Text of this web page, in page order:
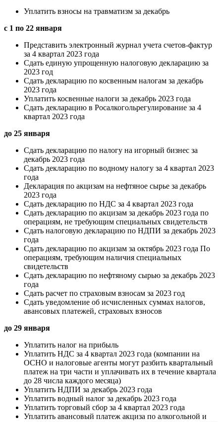
Уплатить взносы на травматизм за декабрь
с 1 по 22 января
Представить электронный журнал учета счетов-фактур
за 4 квартал 2023 года
Сдать единую упрощенную налоговую декларацию за
2023 год
Сдать декларацию по косвенным налогам за декабрь
2023 года
Уплатить косвенные налоги за декабрь 2023 года
Сдать декларацию в Росалкогольрегулирование за 4
квартал 2023 года
до 25 января
Сдать декларацию по налогу на игорный бизнес за
декабрь 2023 года
Сдать декларацию по водному налогу за 4 квартал 2023
года
Декларация по акцизам на нефтяное сырье за декабрь
2023 года
Сдать декларацию по НДС за 4 квартал 2023 года
Сдать декларацию по акцизам за декабрь 2023 года по
операциям, не требующим специальных свидетельств
Сдать налоговую декларацию по НДПИ за декабрь 2023
года
Сдать декларацию по акцизам за октябрь 2023 года По
операциям, требующим наличия специальных
свидетельств
Сдать декларацию по нефтяному сырью за декабрь 2023
года
Сдать расчет по страховым взносам за 2023 год
Сдать уведомление об исчисленных суммах налогов,
авансовых платежей, страховых взносов
до 29 января
Уплатить налог на прибыль
Уплатить НДС за 4 квартал 2023 года (компании на
ОСНО и налоговые агенты могут разбить квартальный
платеж на три части и уплачивать их в течение квартала
до 28 числа каждого месяца)
Уплатить НДПИ за декабрь 2023 года
Уплатить водный налог за декабрь 2023 года
Уплатить торговый сбор за 4 квартал 2023 года
Уплатить авансовый платеж акциза по алкогольной и